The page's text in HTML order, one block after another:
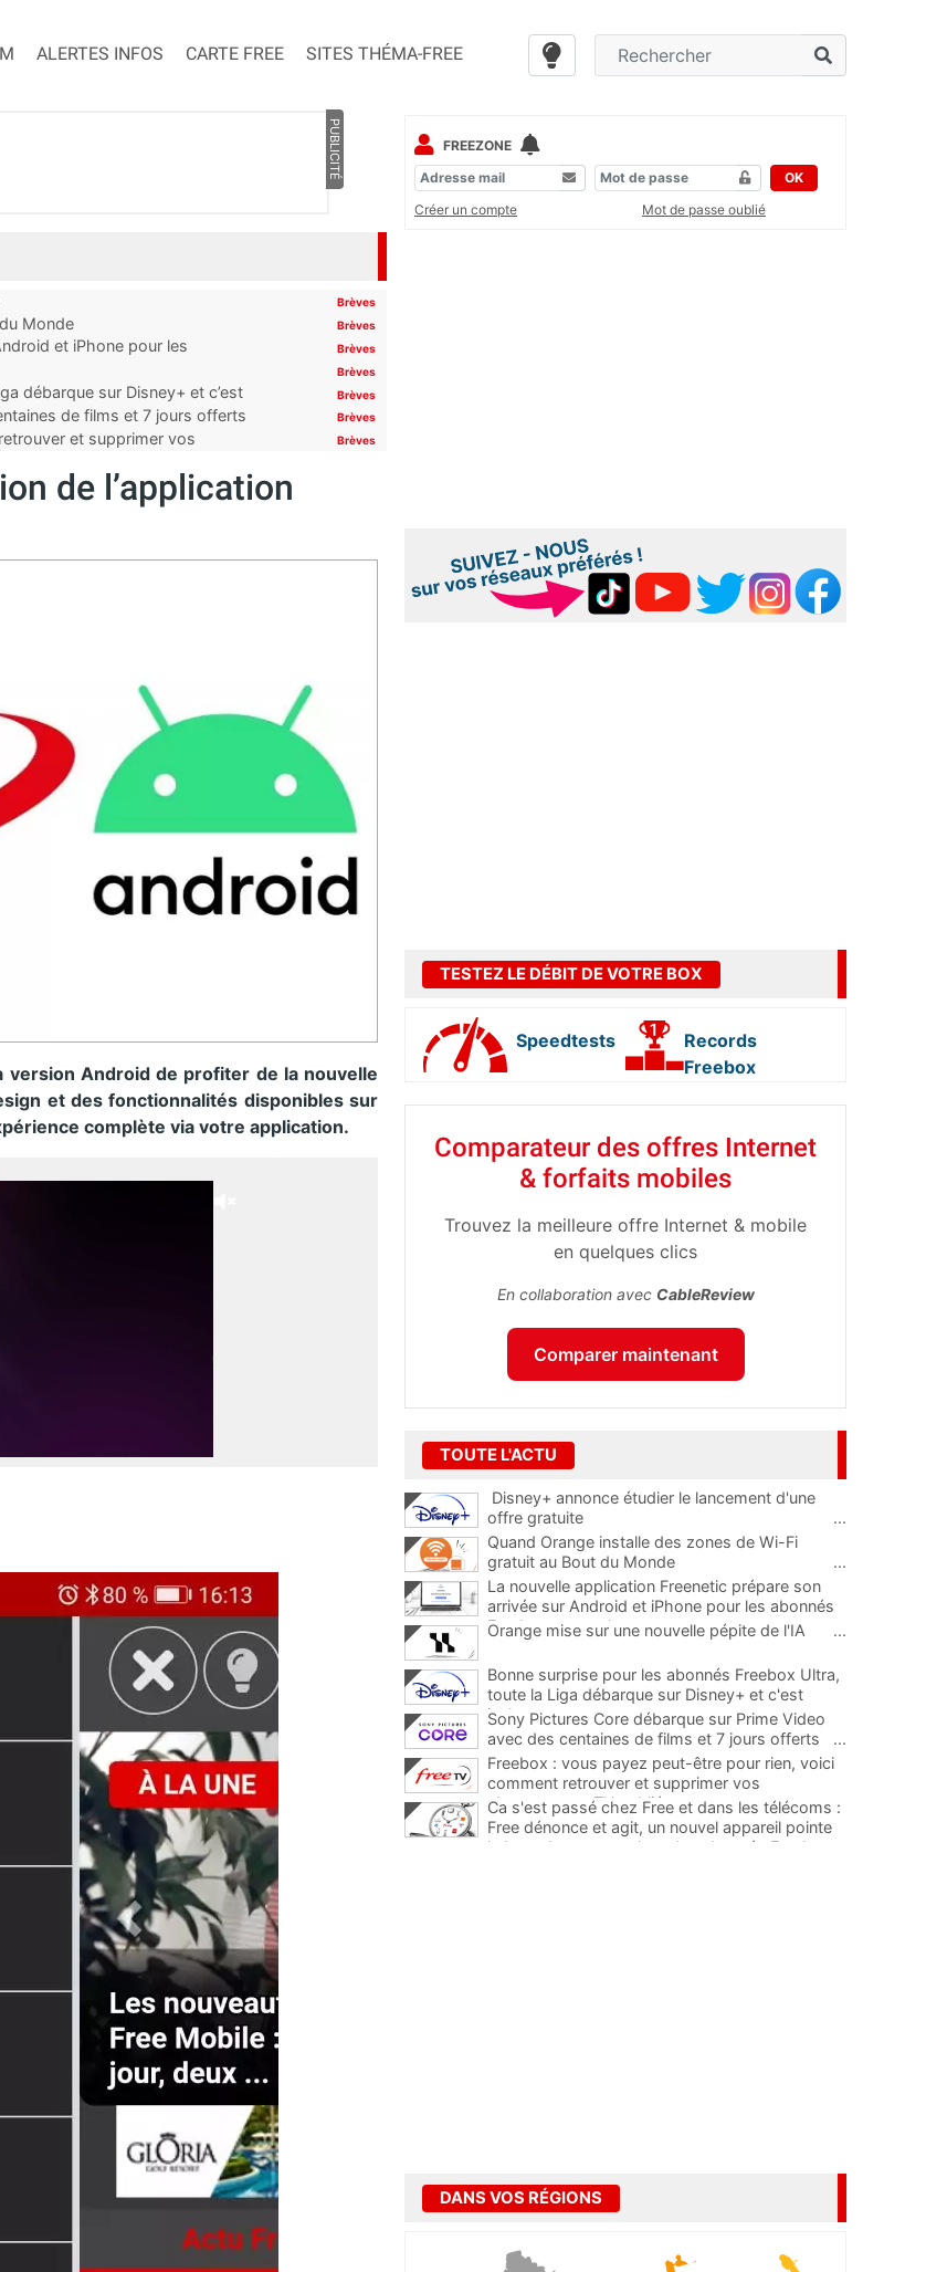
ALERTES INFOS CARTE FREE SITES THÉMA-FREE
PUBLICITÉ
Brèves
Monde Brèves
et iPhone pour les
Brèves
Brèves
débarque sur Disney+ et c’est
Brèves
de films et 7 jours offerts Brèves
et supprimer vos
Brèves
de l’application
version Android de profiter de la nouvelle
et des fonctionnalités disponibles sur
complète via votre application.
FREEZONE
OK
Créer un compte
Mot de passe oublié
TESTEZ LE DÉBIT DE VOTRE BOX
Speedtests
Records
Freebox
Comparateur des offres Internet
& forfaits mobiles
Trouvez la meilleure offre Internet & mobile
en quelques clics
En collaboration avec CableReview
Comparer maintenant
TOUTE L'ACTU
Disney+ annonce étudier le lancement d'une
offre gratuite
...
Quand Orange installe des zones de Wi-Fi
gratuit au Bout du Monde
...
La nouvelle application Freenetic prépare son
arrivée sur Android et iPhone pour les abonnés
Freebox, testez la
Orange mise sur une nouvelle pépite de l'IA ...
Bonne surprise pour les abonnés Freebox Ultra,
toute la Liga débarque sur Disney+ et c'est
inclus
Sony Pictures Core débarque sur Prime Video
avec des centaines de films et 7 jours offerts
...
Freebox : vous payez peut-être pour rien, voici
comment retrouver et supprimer vos
abonnements TV oubliés
...
Ca s'est passé chez Free et dans les télécoms :
Free dénonce et agit, un nouvel appareil pointe
le bout de son nez chez des abonnés Freebox...
DANS VOS RÉGIONS